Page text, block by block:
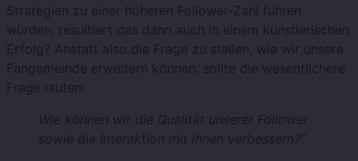
Strategien zu einer höheren Follower-Zahl führen
würden, resultiert das dann auch in einem künstlerischen
Erfolg? Anstatt also die Frage zu stellen, wie wir unsere
Fangemeinde erweitern können, sollte die wesentlichere
Frage lauten:
Wie können wir die Qualität unserer Follower
sowie die Interaktion mit ihnen verbessern?“